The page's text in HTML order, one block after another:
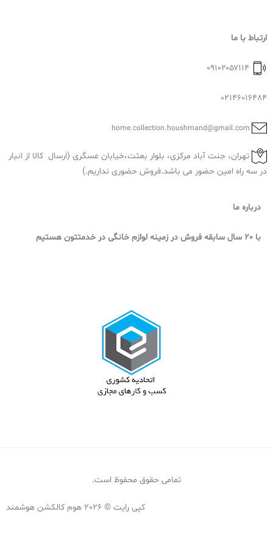
ارتباط با ما
02146016484
تهران، جنت آباد مرکزی، بلوار بعثت،خیابان عسگری (ارسال کالا از انبار
در سه راه امین حضور می باشد.فروش حضوری نداریم.)
درباره ما
با 20 سال سابقه فروش در زمینه لوازم خانگی در خدمتتون هستیم
تمامی حقوق محفوظ است.
کپی رایت © 2026 هوم کالکشن هوشمند